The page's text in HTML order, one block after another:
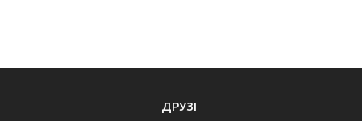
ДРУЗІ